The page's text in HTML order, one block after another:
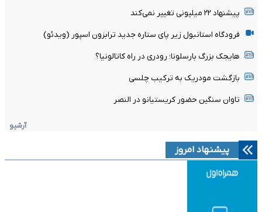
پیشنهاد ۲۲ میلیونی تغییر نمی‌کند
فرودگاه استانبول زیر پای ستاره جدید ترابزون اسپور (ویدئو)
هایجک بزرگ بارسلونا؛ رودری در راه کاتالونیا؟
بازگشت مودریک به ترکیب چلسی
تاوان سنگین حضور کریستیانو در النصر
آرشیو
پیشنهاد امروز